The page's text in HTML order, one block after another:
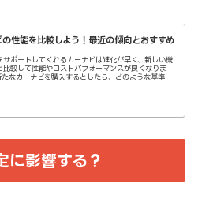
の性能を比較しよう！最近の傾向とおすすめ
サポートしてくれるカーナビは進化が早く、新しい機
比較して性能やコストパフォーマンスが良くなりま
たなカーナビを購入するとしたら、どのような基準で
に影響する？